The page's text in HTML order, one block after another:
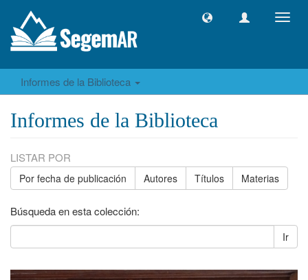
Informes de la Biblioteca
Informes de la Biblioteca
LISTAR POR
Por fecha de publicación Autores Títulos Materias
Búsqueda en esta colección:
Ir